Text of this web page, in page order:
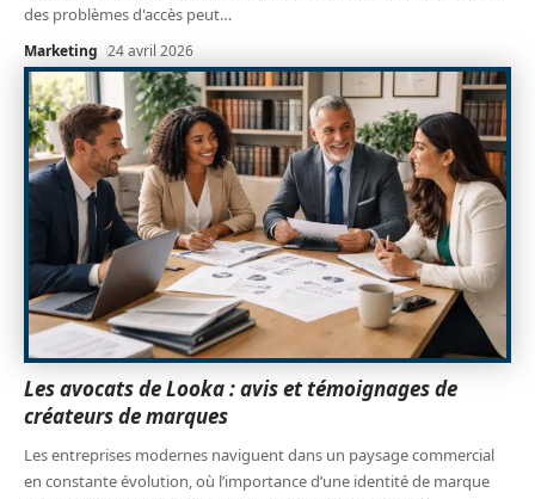
des problèmes d'accès peut…
Marketing 24 avril 2026
Les avocats de Looka : avis et témoignages de
créateurs de marques
Les entreprises modernes naviguent dans un paysage commercial
en constante évolution, où l’importance d’une identité de marque